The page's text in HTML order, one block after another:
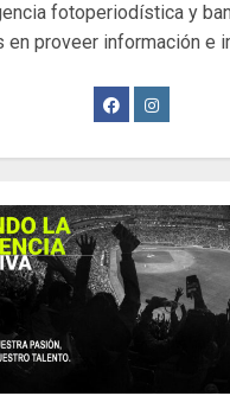
fotoperiodística y
en proveer información e